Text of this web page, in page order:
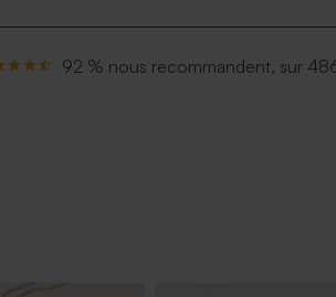
92 % nous recommandent, sur